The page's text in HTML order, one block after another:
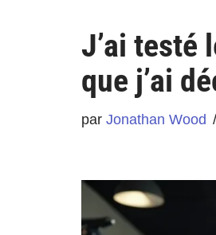
J’ai testé
que j’ai
par Jonathan Wood